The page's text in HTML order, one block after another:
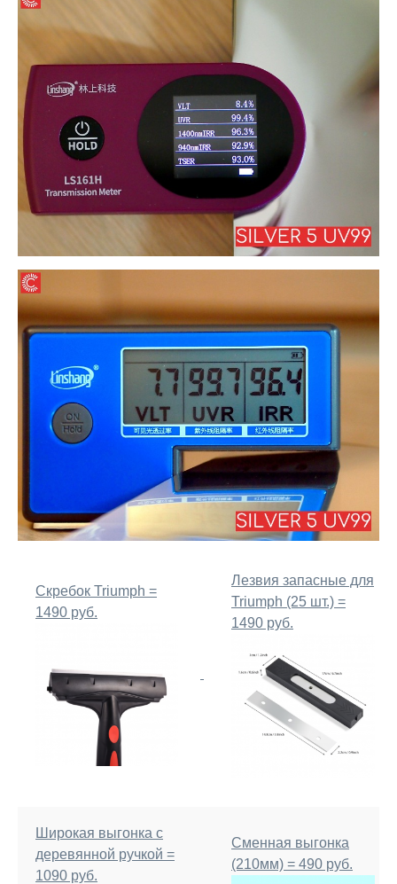
Скребок Triumph =
1490 руб.
Лезвия запасные для
Triumph (25 шт.) =
1490 руб.
Широкая выгонка с
деревянной ручкой =
1090 руб.
Сменная выгонка
(210мм) = 490 руб.